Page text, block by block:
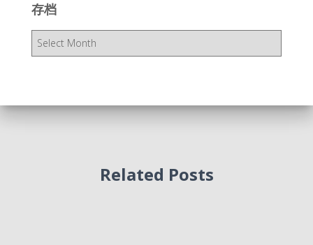
存档
存
Related Posts